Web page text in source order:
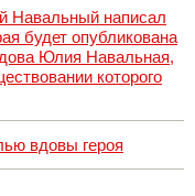
Навальный написал
будет опубликована
Юлия Навальная,
которого
вдовы героя